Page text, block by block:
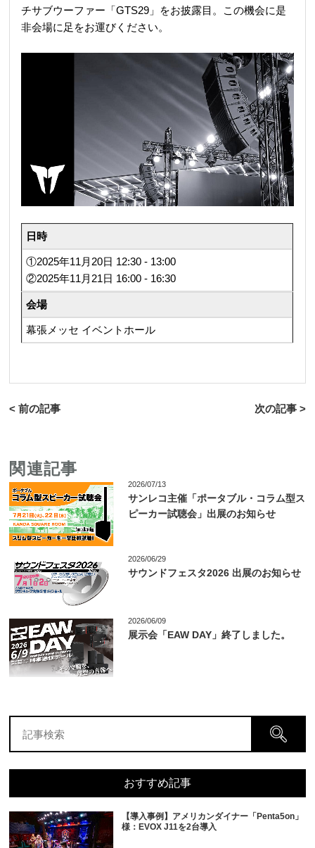
チサブウーファー「GTS29」をお披露目。この機会に是
非会場に足をお運びください。
日時
①2025年11月20日 12:30 - 13:00
②2025年11月21日 16:00 - 16:30
会場
幕張メッセ イベントホール
< 前の記事 次の記事 >
関連記事
2026/07/13
サンレコ主催「ポータブル・コラム型ス
ピーカー試聴会」出展のお知らせ
2026/06/29
サウンドフェスタ2026 出展のお知らせ
2026/06/09
展示会「EAW DAY」終了しました。
おすすめ記事
【導入事例】アメリカンダイナー「Penta5on」
様：EVOX J11を2台導入